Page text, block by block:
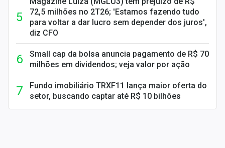
72,5 milhões no 2T26; 'Estamos fazendo tudo
para voltar a dar lucro sem depender dos juros',
diz CFO
Small cap da bolsa anuncia pagamento de R$ 70
milhões em dividendos; veja valor por ação
Fundo imobiliário TRXF11 lança maior oferta do
setor, buscando captar até R$ 10 bilhões